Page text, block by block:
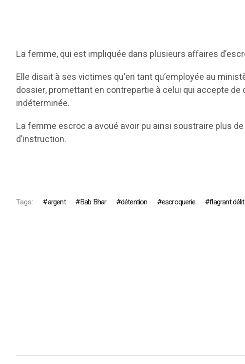
La femme, qui est impliquée dans plusieurs affaires
Elle disait à ses victimes qu’en tant qu’employée au
dossier, promettant en contrepartie à celui qui accepte
indéterminée.
La femme escroc a avoué avoir pu ainsi soustraire plus
d’instruction.
Tags: argent Bab Bhar détention escroquerie flagrant délit